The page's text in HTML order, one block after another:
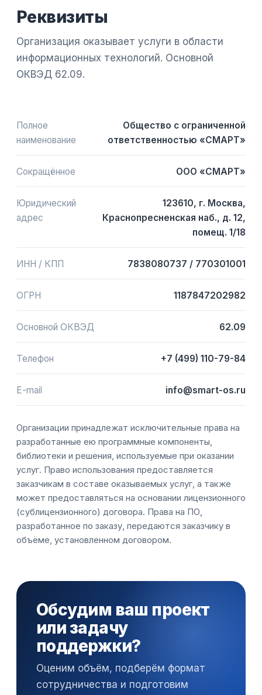
Реквизиты
Организация оказывает услуги в области
информационных технологий. Основной
ОКВЭД 62.09.
Полное
наименование
Общество с ограниченной
ответственностью «СМАРТ»
Сокращённое ООО «СМАРТ»
Юридический
адрес
123610, г. Москва,
Краснопресненская наб., д. 12,
помещ. 1/18
ИНН / КПП 7838080737 / 770301001
ОГРН 1187847202982
Основной ОКВЭД 62.09
Телефон +7 (499) 110-79-84
E-mail info@smart-os.ru
Организации принадлежат исключительные права на
разработанные ею программные компоненты,
библиотеки и решения, используемые при оказании
услуг. Право использования предоставляется
заказчикам в составе оказываемых услуг, а также
может предоставляться на основании лицензионного
(сублицензионного) договора. Права на ПО,
разработанное по заказу, передаются заказчику в
объёме, установленном договором.
Обсудим ваш проект
или задачу
поддержки?
Оценим объём, подберём формат
сотрудничества и подготовим